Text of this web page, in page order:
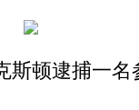
斯顿逮捕一